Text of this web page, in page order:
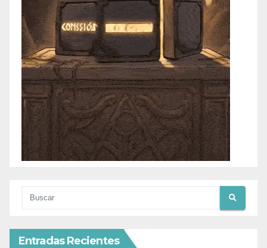
Entradas Recientes